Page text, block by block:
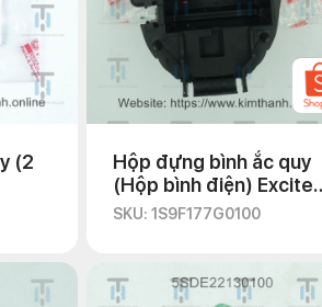
(2
Hộp đựng bình ắc quy
(Hộp bình điện) Exciter
135 2010
SKU: 1S9F177G0100